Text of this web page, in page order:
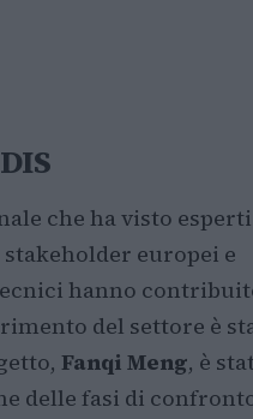
che ha visto
europei e
hanno
del settore è
Fanqi Meng, è
delle fasi di